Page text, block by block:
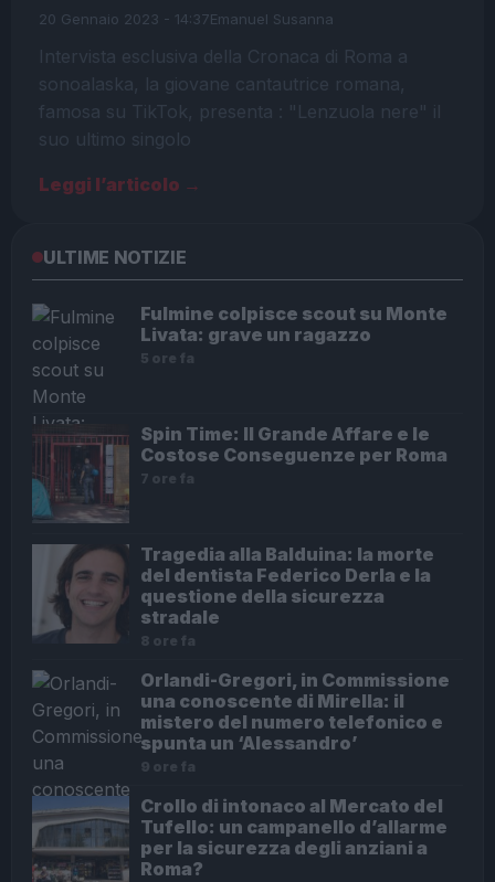
20 Gennaio 2023 - 14:37Emanuel Susanna
Intervista esclusiva della Cronaca di Roma a
sonoalaska, la giovane cantautrice romana,
famosa su TikTok, presenta : "Lenzuola nere" il
suo ultimo singolo
Leggi l’articolo →
ULTIME NOTIZIE
Fulmine colpisce scout su Monte
Livata: grave un ragazzo
5 ore fa
Spin Time: Il Grande Affare e le
Costose Conseguenze per Roma
7 ore fa
Tragedia alla Balduina: la morte
del dentista Federico Derla e la
questione della sicurezza
stradale
8 ore fa
Orlandi-Gregori, in Commissione
una conoscente di Mirella: il
mistero del numero telefonico e
spunta un ‘Alessandro’
9 ore fa
Crollo di intonaco al Mercato del
Tufello: un campanello d’allarme
per la sicurezza degli anziani a
Roma?